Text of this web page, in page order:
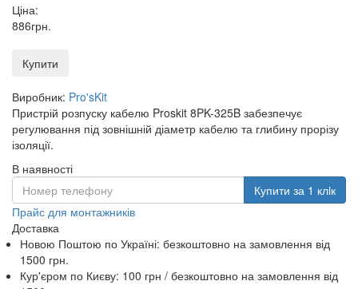
Ціна:
886грн.
Купити
Виробник: Pro'sKit
Пристрій розпуску кабелю Proskit 8PK-325B забезпечує
регулювання під зовнішній діаметр кабелю та глибину прорізу
ізоляції.
В наявності
Купити за 1 клiк
Прайс для монтажників
Доставка
Новою Поштою по Україні: безкоштовно на замовлення від
1500 грн.
Кур'єром по Києву: 100 грн / безкоштовно на замовлення від